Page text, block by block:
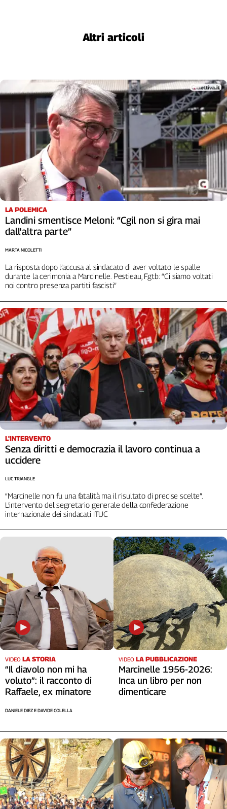
Toscana
Valle
Veneto
Archivio
Storico
1955-
2014
Cerca
Contatti
La
redazione
Newsletter
Social
Altri articoli
LA POLEMICA
Landini smentisce Meloni: “Cgil non si gira mai
dall'altra parte”
La risposta dopo l’accusa al sindacato di aver voltato le spalle
durante la cerimonia a Marcinelle. Pestieau, Fgtb: “Ci siamo voltati
noi contro presenza partiti fascisti”
MARTA NICOLETTI
L'INTERVENTO
Senza diritti e democrazia il lavoro continua a
uccidere
“Marcinelle non fu una fatalità ma il risultato di precise scelte”.
L’intervento del segretario generale della confederazione
internazionale dei sindacati ITUC
LUC TRIANGLE
VIDEO LA STORIA
“Il diavolo non mi ha
voluto”: il racconto di
Raffaele, ex minatore
DANIELE DIEZ E DAVIDE COLELLA
VIDEO LA PUBBLICAZIONE
Marcinelle 1956-2026:
Inca un libro per non
dimenticare